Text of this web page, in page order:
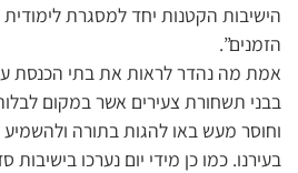
הישיבות הקטנות יחד למסגרת לימודית
הזמנים”.
אמת מה נהדר לראות את בתי הכנסת
בבני תשחורת צעירים אשר במקום
וחוסר מעש באו להגות בתורה
בעירנו. כמו כן מידי יום נערכו בישיבות